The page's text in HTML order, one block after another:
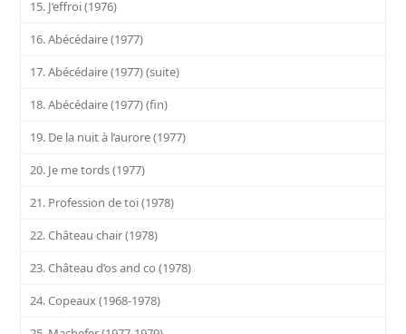
15. J’effroi (1976)
16. Abécédaire (1977)
17. Abécédaire (1977) (suite)
18. Abécédaire (1977) (fin)
19. De la nuit à l’aurore (1977)
20. Je me tords (1977)
21. Profession de toi (1978)
22. Château chair (1978)
23. Château d’os and co (1978)
24. Copeaux (1968-1978)